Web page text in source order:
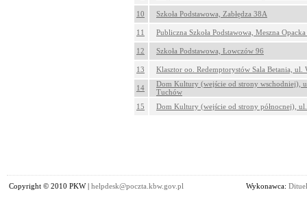
10 Szkoła Podstawowa, Zabłędza 38A
11 Publiczna Szkoła Podstawowa, Meszna
12 Szkoła Podstawowa, Łowczów 96
13 Klasztor oo. Redemptorystów Sala Betania, ul.
14
Dom Kultury (wejście od strony wschodniej),
Tuchów
15
Dom Kultury (wejście od strony północnej),
Copyright © 2010 PKW | helpdesk@poczta.kbw.gov.pl Wykonawca: